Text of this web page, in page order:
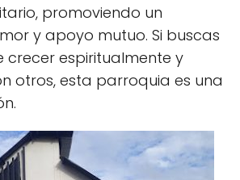
promoviendo un
y apoyo mutuo. Si buscas
crecer espiritualmente y
otros, esta parroquia es una